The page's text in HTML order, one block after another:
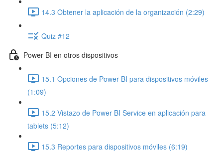
14.3 Obtener la aplicación de la organización (2:29)
Quiz #12
Power BI en otros dispositivos
15.1 Opciones de Power BI para dispositivos móviles
(1:09)
15.2 Vistazo de Power BI Service en aplicación para
tablets (5:12)
15.3 Reportes para dispositivos móviles (6:19)